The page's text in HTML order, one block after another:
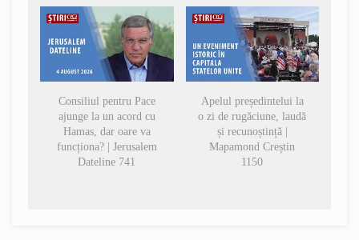
Consiliul pentru Pace
ajunge la un acord cu
Hamas, dar oare va
funcționa? | Jerusalem
Dateline 741
Apelul președintelui la
o zi de rugăciune, laudă
și recunoștință |
Mapamond Creștin
1150